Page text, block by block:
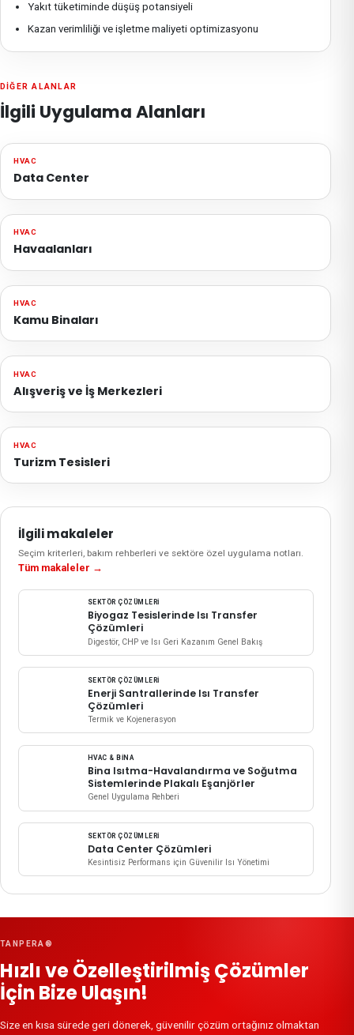
Yakıt tüketiminde düşüş potansiyeli
Kazan verimliliği ve işletme maliyeti optimizasyonu
DIĞER ALANLAR
İlgili Uygulama Alanları
HVAC
Data Center
HVAC
Havaalanları
HVAC
Kamu Binaları
HVAC
Alışveriş ve İş Merkezleri
HVAC
Turizm Tesisleri
İlgili makaleler
Seçim kriterleri, bakım rehberleri ve sektöre özel uygulama notları.
Tüm makaleler →
SEKTÖR ÇÖZÜMLERI
Biyogaz Tesislerinde Isı Transfer
Çözümleri
Digestör, CHP ve Isı Geri Kazanım Genel Bakış
SEKTÖR ÇÖZÜMLERI
Enerji Santrallerinde Isı Transfer
Çözümleri
Termik ve Kojenerasyon
HVAC & BINA
Bina Isıtma-Havalandırma ve Soğutma
Sistemlerinde Plakalı Eşanjörler
Genel Uygulama Rehberi
SEKTÖR ÇÖZÜMLERI
Data Center Çözümleri
Kesintisiz Performans için Güvenilir Isı Yönetimi
TANPERA®
Hızlı ve Özelleştirilmiş Çözümler
İçin Bize Ulaşın!
Size en kısa sürede geri dönerek, güvenilir çözüm ortağınız olmaktan